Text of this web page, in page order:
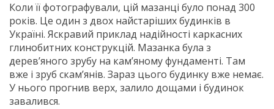
Коли її фотографували, цій мазанці було понад 300
років. Це один з двох найстаріших будинків в
Україні. Яскравий приклад надійності каркасних
глинобитних конструкцій. Мазанка була з
дерев’яного зрубу на кам’яному фундаменті. Там
вже і зруб скам’янів. Зараз цього будинку вже немає.
У нього прогнив верх, залило дощами і будинок
завалився.